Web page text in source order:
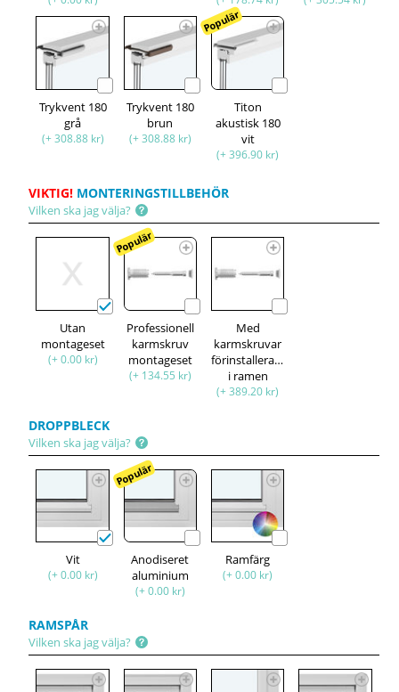
Trykvent 180
grå
(+ 308.88 kr)
Trykvent 180
brun
(+ 308.88 kr)
Populär
Titon
akustisk 180
vit
(+ 396.90 kr)
VIKTIG! MONTERINGSTILLBEHÖR
Vilken ska jag välja?
Utan
montageset
(+ 0.00 kr)
Populär
Professionell
karmskruv
montageset
(+ 134.55 kr)
Med
karmskruvar
förinstallerade
i ramen
(+ 389.20 kr)
DROPPBLECK
Vilken ska jag välja?
Vit
(+ 0.00 kr)
Populär
Anodiseret
aluminium
(+ 0.00 kr)
Ramfärg
(+ 0.00 kr)
RAMSPÅR
Vilken ska jag välja?